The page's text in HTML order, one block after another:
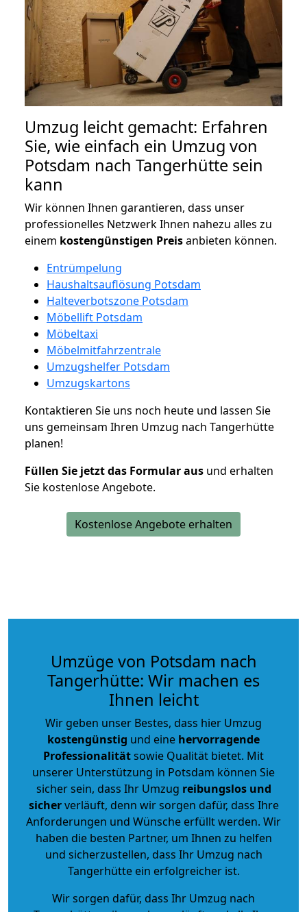
Umzug leicht gemacht: Erfahren
Sie, wie einfach ein Umzug von
Potsdam nach Tangerhütte sein
kann
Wir können Ihnen garantieren, dass unser
professionelles Netzwerk Ihnen nahezu alles zu
einem kostengünstigen Preisanbieten können.
Entrümpelung
Haushaltsauflösung Potsdam
Halteverbotszone Potsdam
Möbellift Potsdam
Möbeltaxi
Möbelmitfahrzentrale
Umzugshelfer Potsdam
Umzugskartons
Kontaktieren Sie uns noch heute und lassen Sie
uns gemeinsam Ihren Umzug nach Tangerhütte
planen!
Füllen Sie jetzt das Formular aus und erhalten
Sie kostenlose Angebote.
Kostenlose Angebote erhalten
Umzüge von Potsdam nach
Tangerhütte: Wir machen es
Ihnen leicht
Wir geben unser Bestes, dass hier Umzug
kostengünstig und eine hervorragende
Professionalitätsowie Qualität bietet. Mit
unserer Unterstützung in Potsdam können Sie
sicher sein, dass Ihr Umzug reibungslos und
sicherverläuft, denn wir sorgen dafür, dass Ihre
Anforderungen und Wünsche erfüllt werden. Wir
haben die besten Partner, um Ihnen zu helfen
und sicherzustellen, dass Ihr Umzug nach
Tangerhütte ein erfolgreicher ist.
Wir sorgen dafür, dass Ihr Umzug nach